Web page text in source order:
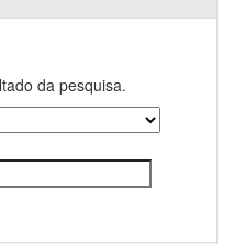
da pesquisa.